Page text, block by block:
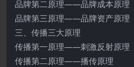
品牌第二原理——品牌成本原理
品牌第三原理——品牌资产原理
三、传播三大原理
传播第一原理——刺激反射原理
传播第二原理——播传原理